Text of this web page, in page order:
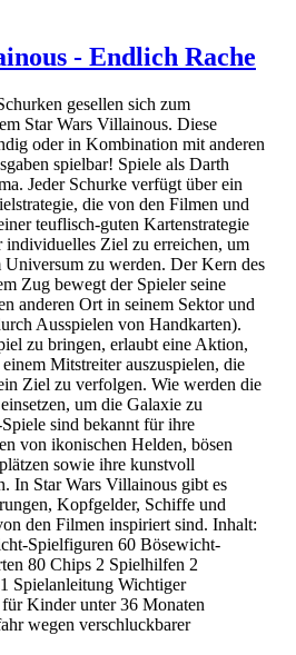
- Endlich Rache
gesellen sich zum
Star Wars Villainous. Diese
oder in Kombination mit anderen
spielbar! Spiele als Darth
Jeder Schurke verfügt über ein
die von den Filmen und
teuflisch-guten Kartenstrategie
individuelles Ziel zu erreichen, um
zu werden. Der Kern des
Zug bewegt der Spieler seine
anderen Ort in seinem Sektor und
Ausspielen von Handkarten).
zu bringen, erlaubt eine Aktion,
Mitstreiter auszuspielen, die
Ziel zu verfolgen. Wie werden die
um die Galaxie zu
sind bekannt für ihre
von ikonischen Helden, bösen
sowie ihre kunstvoll
In Star Wars Villainous gibt es
Kopfgelder, Schiffe und
den Filmen inspiriert sind. Inhalt:
Spielfiguren 60 Bösewicht-
80 Chips 2 Spielhilfen 2
Spielanleitung Wichtiger
Kinder unter 36 Monaten
wegen verschluckbarer